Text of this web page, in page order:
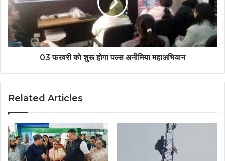
03 फरवरी को शुरू होगा पल्स अनीमिया महाअभियान
Related Articles